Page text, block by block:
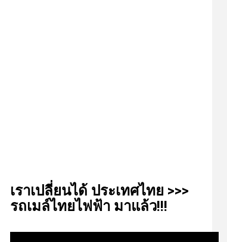
เรา​เปลี่ยน​ได้​ ประเทศ​ไทย​ >>>
รถเมล์​ไทย​ไฟฟ้า​ มาแล้ว!!!